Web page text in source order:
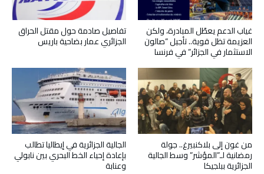
تفاصيل صادمة حول مقتل الحراق
الجزائري عمار بضاحية باريس
غياب الدعم يعطّل المبادرة، ولكن
العزيمة تظل قوية.. تأجيل “صالون
الاستثمار في الجزائر” في فرنسا
الجالية الجزائرية في إيطاليا تطالب
بإعادة إحياء الخط البحري بين نابولي
وعنابة
من غون إلى بلاكنبيرغ.. جولة
رمضانية لـ”المؤشر” وسط الجالية
الجزائرية ببلجيكا